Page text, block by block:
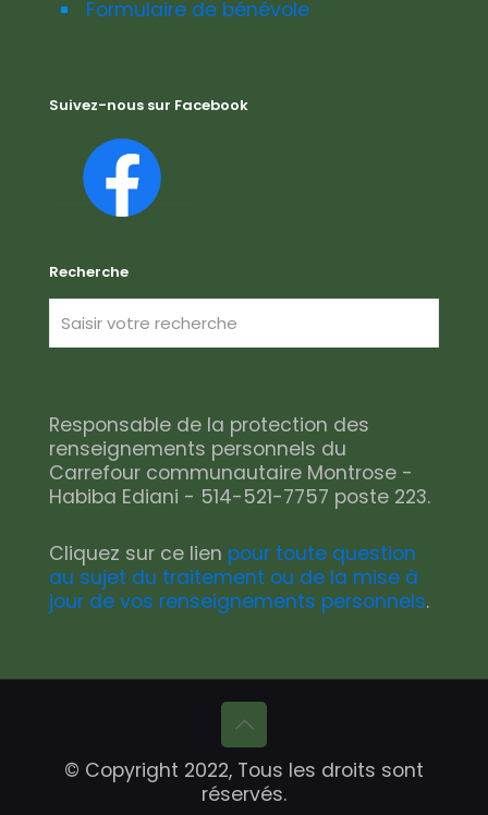
Formulaire de bénévole
Suivez-nous sur Facebook
Recherche
Responsable de la protection des
renseignements personnels du
Carrefour communautaire Montrose -
Habiba Ediani - 514-521-7757 poste 223.
Cliquez sur ce lien pour toute question
au sujet du traitement ou de la mise à
jour de vos renseignements personnels.
© Copyright 2022, Tous les droits sont
réservés.